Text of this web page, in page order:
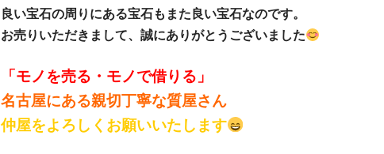
良い宝石の周りにある宝石もまた良い宝石なのです。
お売りいただきまして、誠にありがとうございました
「モノを売る・モノで借りる」
名古屋にある親切丁寧な質屋さん
仲屋をよろしくお願いいたします